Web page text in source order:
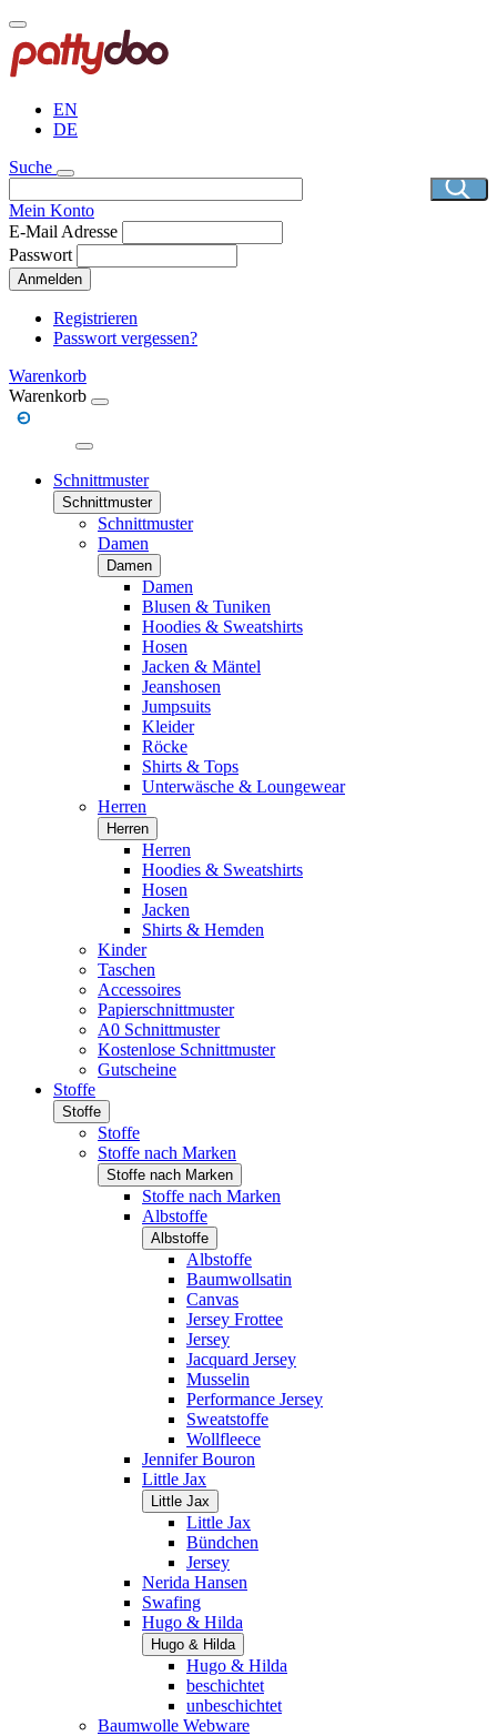
Direkt
zum
Inhalt
EN
DE
Suche
Mein Konto
E-Mail Adresse
Passwort
Anmelden
Registrieren
Passwort vergessen?
Warenkorb
Warenkorb
Schnittmuster
Schnittmuster
Schnittmuster
Damen
Damen
Damen
Blusen & Tuniken
Hoodies & Sweatshirts
Hosen
Jacken & Mäntel
Jeanshosen
Jumpsuits
Kleider
Röcke
Shirts & Tops
Unterwäsche & Loungewear
Herren
Herren
Herren
Hoodies & Sweatshirts
Hosen
Jacken
Shirts & Hemden
Kinder
Taschen
Accessoires
Papierschnittmuster
A0 Schnittmuster
Kostenlose Schnittmuster
Gutscheine
Stoffe
Stoffe
Stoffe
Stoffe nach Marken
Stoffe nach Marken
Stoffe nach Marken
Albstoffe
Albstoffe
Albstoffe
Baumwollsatin
Canvas
Jersey Frottee
Jersey
Jacquard Jersey
Musselin
Performance Jersey
Sweatstoffe
Wollfleece
Jennifer Bouron
Little Jax
Little Jax
Little Jax
Bündchen
Jersey
Nerida Hansen
Swafing
Hugo & Hilda
Hugo & Hilda
Hugo & Hilda
beschichtet
unbeschichtet
Baumwolle Webware